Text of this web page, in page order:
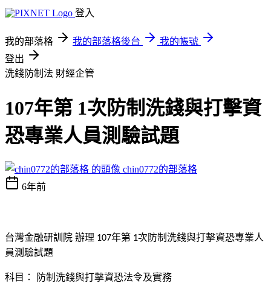
登入
我的部落格 我的部落格後台
我的帳號
登出
洗錢防制法 財經企管
107年第 1次防制洗錢與打擊資
恐專業人員測驗試題
chin0772的部落格
6年前
台灣金融研訓院 辦理 107年第 1次防制洗錢與打擊資恐專業人
員測驗試題
科目： 防制洗錢與打擊資恐法令及實務